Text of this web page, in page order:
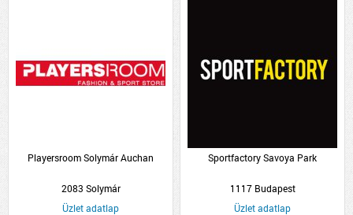
Playersroom Solymár Auchan
2083 Solymár
Üzlet adatlap
Sportfactory Savoya Park
1117 Budapest
Üzlet adatlap